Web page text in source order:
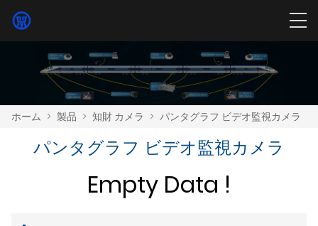
ホーム > 製品 > 知財 カメラ > パンタグラフ ビデオ監視カメラ
パンタグラフ ビデオ監視カメラ
Empty Data !